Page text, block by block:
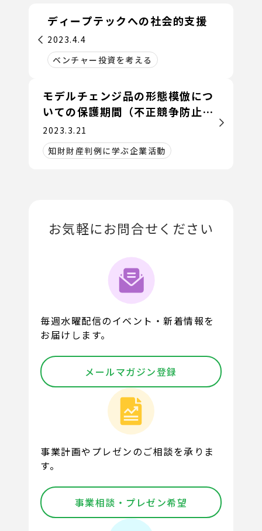
ディープテックへの社会的支援
2023.4.4
ベンチャー投資を考える
モデルチェンジ品の形態模倣につ
いての保護期間（不正競争防止法
２条１項３号）について判示され
た事例
2023.3.21
知財財産判例に学ぶ企業活動
お気軽にお問合せください
毎週水曜配信のイベント・新着情報を
お届けします。
メールマガジン登録
事業計画やプレゼンのご相談を承りま
す。
事業相談・プレゼン希望